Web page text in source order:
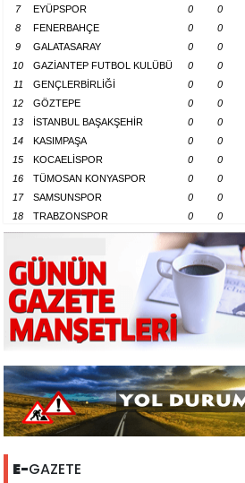
7
EYÜPSPOR 0
0
8
FENERBAHÇE 0
0
9
GALATASARAY 0
0
10
GAZİANTEP FUTBOL KULÜBÜ 0
0
11
GENÇLERBİRLİĞİ 0
0
12
GÖZTEPE 0
0
13
İSTANBUL BAŞAKŞEHİR 0
0
14
KASIMPAŞA 0
0
15
KOCAELİSPOR 0
0
16
TÜMOSAN KONYASPOR 0
0
17
SAMSUNSPOR 0
0
18
TRABZONSPOR 0 0
E-GAZETE